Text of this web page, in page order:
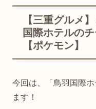
【三重グルメ
国際ホテルの
【ポケモン】
今回は、「鳥羽国際
ます！